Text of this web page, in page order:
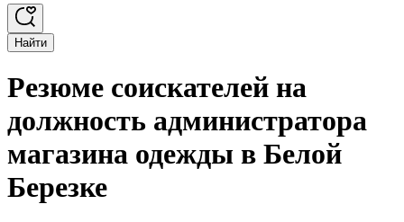
Найти
Резюме соискателей на
должность администратора
магазина одежды в Белой
Березке